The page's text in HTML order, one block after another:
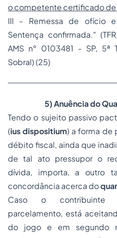
o competente certificado
III - Remessa de ofício e
Sentença confirmada."
AMS n° 0103481 - SP, 5ª
Sobral) (25)
5) Anuência do
Tendo o sujeito passivo
(ius dispositium) a forma de
débito fiscal, ainda que
de tal ato pressupor o
dívida, importa, a outro
concordância acerca do
Caso o contribuinte
parcelamento, está
do jogo e em segundo